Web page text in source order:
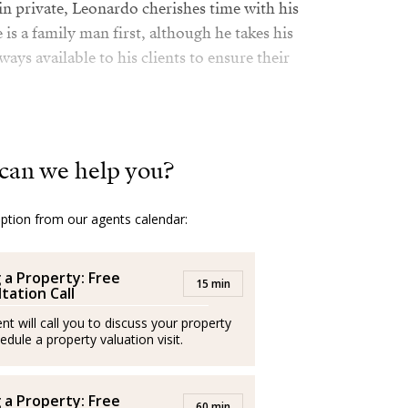
private, Leonardo cherishes time with his
a family man first, although he takes his
available to his clients to ensure their
of various cultures and markets,
service and outstanding results.
es un profesional inmobiliario
we help you?
from our agents calendar:
a Property: Free
Call 15 min
will call you to discuss your property
a property valuation visit.
a Property: Free